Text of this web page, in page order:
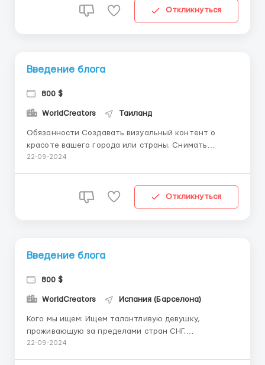
Искать красивые локации в ...
Откликнуться
Введение блога
800 $
WorldCreators Таиланд
Обязанности Создавать визуальный контент о
красоте вашего города или страны. Снимать
живописные места, кафе, улицы и лайфстайл-
22-09-2024
Откликнуться
Введение блога
800 $
WorldCreators Испания (Барселона)
Кого мы ищем: Ищем талантливую девушку,
проживающую за пределами стран СНГ.
Предпочтительные страны проживания: Испания,
22-09-2024